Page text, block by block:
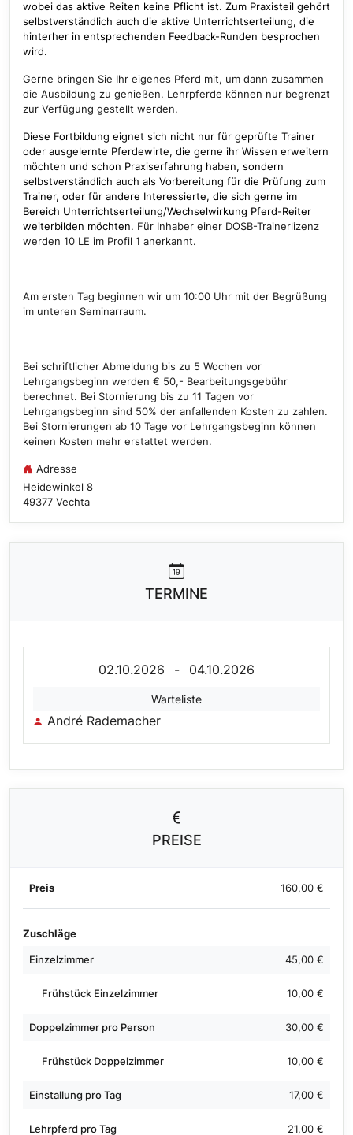
wobei das aktive Reiten keine Pflicht ist. Zum Praxisteil gehört
selbstverständlich auch die aktive Unterrichtserteilung, die
hinterher in entsprechenden Feedback-Runden besprochen
wird.
Gerne bringen Sie Ihr eigenes Pferd mit, um dann zusammen
die Ausbildung zu genießen. Lehrpferde können nur begrenzt
zur Verfügung gestellt werden.
Diese Fortbildung eignet sich nicht nur für geprüfte Trainer
oder ausgelernte Pferdewirte, die gerne ihr Wissen erweitern
möchten und schon Praxiserfahrung haben, sondern
selbstverständlich auch als Vorbereitung für die Prüfung zum
Trainer, oder für andere Interessierte, die sich gerne im
Bereich Unterrichtserteilung/Wechselwirkung Pferd-Reiter
weiterbilden möchten. Für Inhaber einer DOSB-Trainerlizenz
werden 10 LE im Profil 1 anerkannt.
Am ersten Tag beginnen wir um 10:00 Uhr mit der Begrüßung
im unteren Seminarraum.
Bei schriftlicher Abmeldung bis zu 5 Wochen vor
Lehrgangsbeginn werden € 50,- Bearbeitungsgebühr
berechnet. Bei Stornierung bis zu 11 Tagen vor
Lehrgangsbeginn sind 50% der anfallenden Kosten zu zahlen.
Bei Stornierungen ab 10 Tage vor Lehrgangsbeginn können
keinen Kosten mehr erstattet werden.
Adresse
Heidewinkel 8
49377 Vechta
TERMINE
02.10.2026 - 04.10.2026
Warteliste
André Rademacher
PREISE
Preis 160,00 €
Zuschläge
Einzelzimmer 45,00 €
Frühstück Einzelzimmer 10,00 €
Doppelzimmer pro Person 30,00 €
Frühstück Doppelzimmer 10,00 €
Einstallung pro Tag 17,00 €
Lehrpferd pro Tag 21,00 €